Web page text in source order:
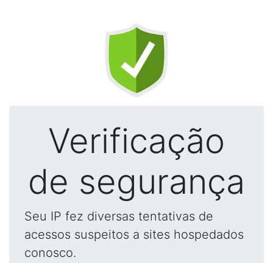
Verificação
de segurança
Seu IP fez diversas tentativas de
acessos suspeitos a sites hospedados
conosco.